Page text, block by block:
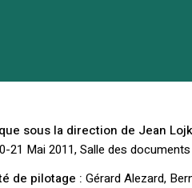
sous la direction de Jean
21 Mai 2011, Salle des
de pilotage : Gérard Alezard,